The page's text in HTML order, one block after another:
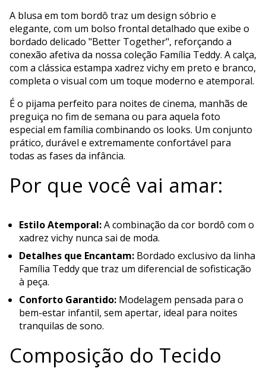
A blusa em tom bordô traz um design sóbrio e
elegante, com um bolso frontal detalhado que exibe o
bordado delicado "Better Together", reforçando a
conexão afetiva da nossa coleção Família Teddy. A calça,
com a clássica estampa xadrez vichy em preto e branco,
completa o visual com um toque moderno e atemporal.
É o pijama perfeito para noites de cinema, manhãs de
preguiça no fim de semana ou para aquela foto
especial em família combinando os looks. Um conjunto
prático, durável e extremamente confortável para
todas as fases da infância.
Por que você vai amar:
Estilo Atemporal:A combinação da cor bordô com o
xadrez vichy nunca sai de moda.
Detalhes que Encantam: Bordado exclusivo da linha
Família Teddy que traz um diferencial de sofisticação
à peça.
Conforto Garantido: Modelagem pensada para o
bem-estar infantil, sem apertar, ideal para noites
tranquilas de sono.
Composição do Tecido